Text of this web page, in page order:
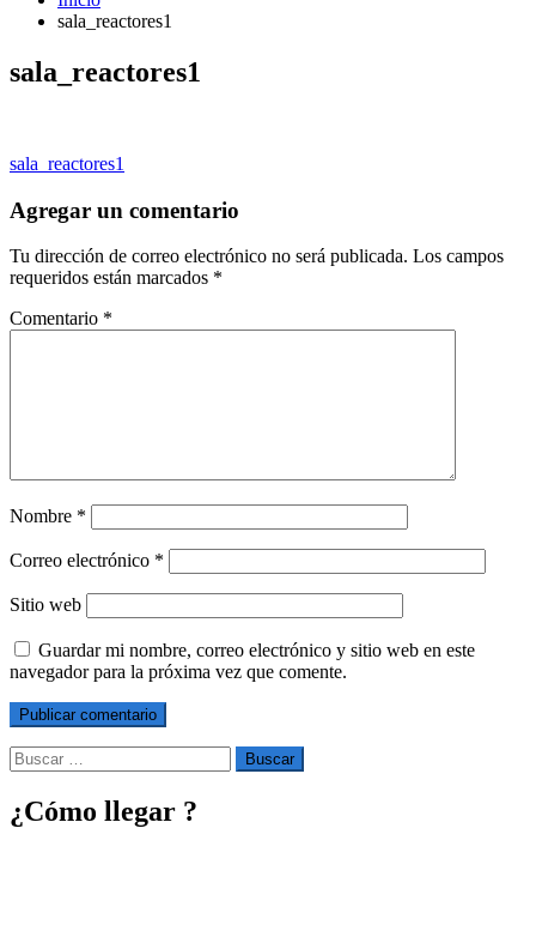
sala_reactores1
sala_reactores1
Navegación
de
entradas
sala_reactores1
Agregar un comentario
Tu dirección de correo electrónico no será publicada. Los campos
requeridos están marcados *
Comentario *
Nombre *
Correo electrónico *
Sitio web
Guardar mi nombre, correo electrónico y sitio web en este
navegador para la próxima vez que comente.
Buscar
por:
¿Cómo llegar ?